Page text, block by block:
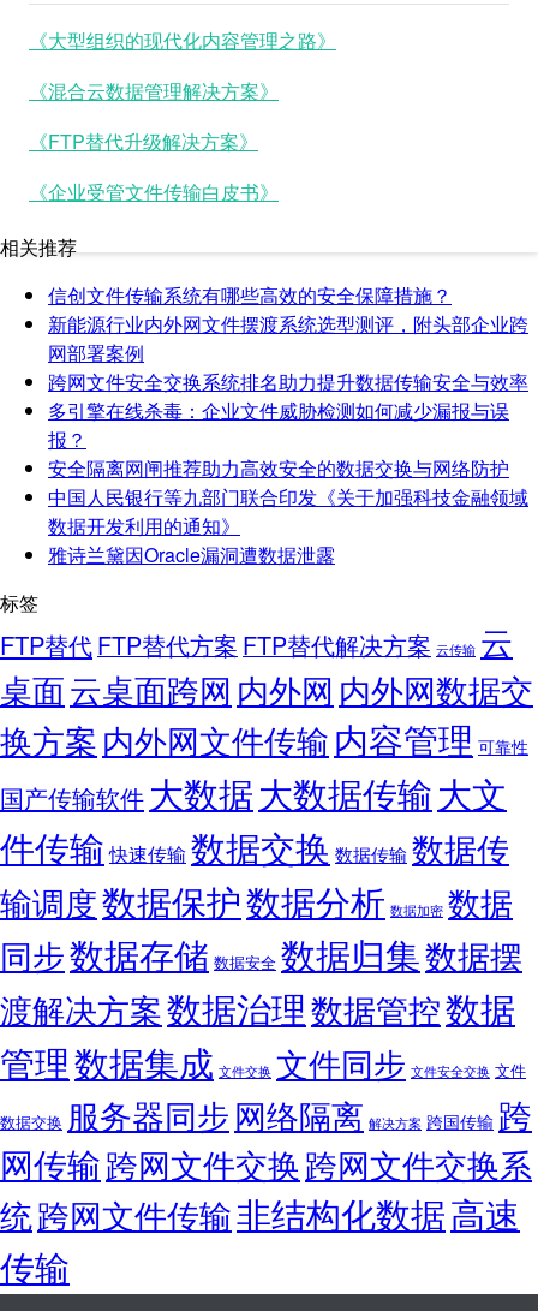
《大型组织的现代化内容管理之路》
《混合云数据管理解决方案》
《FTP替代升级解决方案》
《企业受管文件传输白皮书》
相关推荐
信创文件传输系统有哪些高效的安全保障措施？
新能源行业内外网文件摆渡系统选型测评，附头部企业跨
网部署案例
跨网文件安全交换系统排名助力提升数据传输安全与效率
多引擎在线杀毒：企业文件威胁检测如何减少漏报与误
报？
安全隔离网闸推荐助力高效安全的数据交换与网络防护
中国人民银行等九部门联合印发《关于加强科技金融领域
数据开发利用的通知》
雅诗兰黛因Oracle漏洞遭数据泄露
标签
FTP替代FTP替代方案 FTP替代解决方案 云传输 云
桌面云桌面跨网 内外网 内外网数据交
换方案内外网文件传输内容管理 可靠性
国产传输软件 大数据大数据传输大文
件传输 快速传输 数据交换 数据传输数据传
输调度数据保护数据分析 数据加密 数据
同步数据存储 数据安全 数据归集数据摆
渡解决方案数据治理数据管控数据
管理数据集成 文件交换 文件同步 文件安全交换 文件
数据交换 服务器同步网络隔离 解决方案 跨国传输 跨
网传输跨网文件交换跨网文件交换系
统跨网文件传输非结构化数据高速
传输